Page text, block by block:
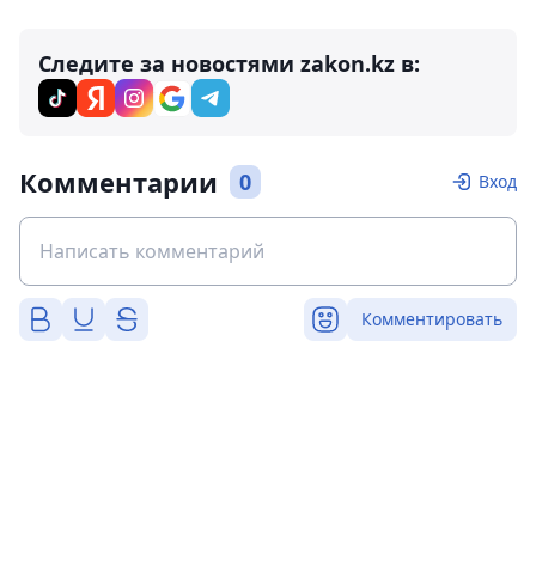
Следите за новостями zakon.kz в:
Комментарии 0 Вход
Комментировать